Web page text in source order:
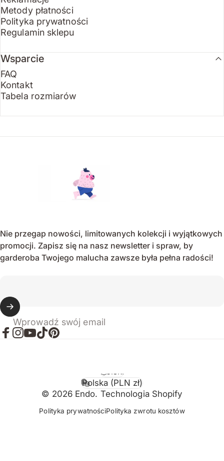
Metody płatności
Polityka prywatności
Regulamin sklepu
Wsparcie
FAQ
Kontakt
Tabela rozmiarów
Nie przegap nowości, limitowanych kolekcji i wyjątkowych
promocji. Zapisz się na nasz newsletter i spraw, by
garderoba Twojego malucha zawsze była pełna radości!
Wprowadź swój email
© 2026 Endo. Technologia Shopify
Polityka prywatnościPolityka zwrotu kosztów
Język
Kraj/region
Polska (PLN zł)